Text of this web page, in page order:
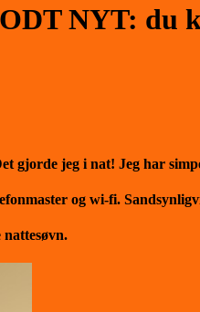
NYT: du
gjorde jeg i nat! Jeg har
og wi-fi.